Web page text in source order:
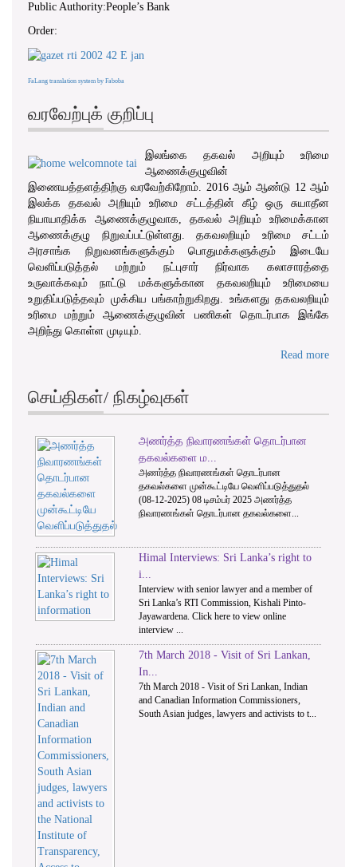
Public Authority:People’s Bank
Order:
FaLang translation system by Faboba
வரவேற்புக் குறிப்பு
இலங்கை தகவல் அறியும் உரிமை
ஆணைக்குழுவின்
இணையத்தளத்திற்கு வரவேற்கிறோம். 2016 ஆம் ஆண்டு 12 ஆம்
இலக்க தகவல் அறியும் உரிமை சட்டத்தின் கீழ் ஒரு சுயாதீன
நியாயாதிக்க ஆணைக்குழுவாக, தகவல் அறியும் உரிமைக்கான
ஆணைக்குழு நிறுவப்பட்டுள்ளது. தகவலறியும் உரிமை சட்டம்
அரசாங்க நிறுவனங்களுக்கும் பொதுமக்களுக்கும் இடையே
வெளிப்படுத்தல் மற்றும் நட்புசார் நிர்வாக கலாசாரத்தை
உருவாக்கவும் நாட்டு மக்களுக்கான தகவலறியும் உரிமையை
உறுதிப்படுத்தவும் முக்கிய பங்காற்றுகிறது. உங்களது தகவலறியும்
உரிமை மற்றும் ஆணைக்குழுவின் பணிகள் தொடர்பாக இங்கே
அறிந்து கொள்ள முடியும்.
Read more
செய்திகள்/ நிகழ்வுகள்
1 2
அணர்த்த நிவாரணங்கள் தொடர்பான
தகவல்களை ம...
அணர்த்த நிவாரணங்கள் தொடர்பான
தகவல்களை முன்கூட்டியே வெளிப்படுத்துதல்
(08-12-2025) 08 டிசம்பர் 2025 அணர்த்த
நிவாரணங்கள் தொடர்பான தகவல்களை...
Himal Interviews: Sri Lanka’s right to
i...
Interview with senior lawyer and a member of
Sri Lanka’s RTI Commission, Kishali Pinto-
Jayawardena. Click here to view online
interview ...
7th March 2018 - Visit of Sri Lankan,
In...
7th March 2018 - Visit of Sri Lankan, Indian
and Canadian Information Commissioners,
South Asian judges, lawyers and activists to t...